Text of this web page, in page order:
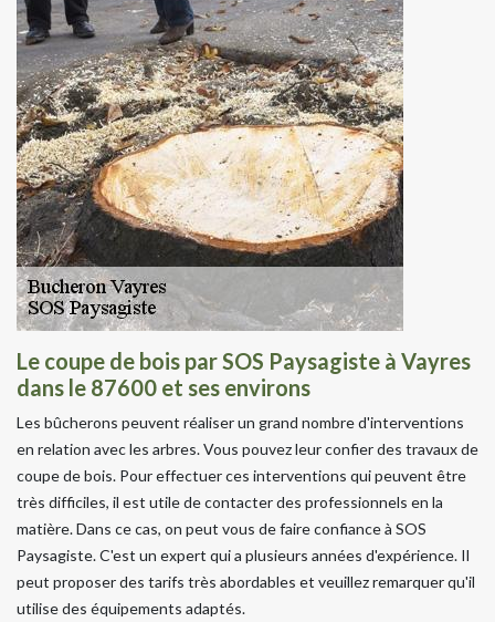
Le coupe de bois par SOS Paysagiste à Vayres
dans le 87600 et ses environs
Les bûcherons peuvent réaliser un grand nombre d'interventions
en relation avec les arbres. Vous pouvez leur confier des travaux de
coupe de bois. Pour effectuer ces interventions qui peuvent être
très difficiles, il est utile de contacter des professionnels en la
matière. Dans ce cas, on peut vous de faire confiance à SOS
Paysagiste. C'est un expert qui a plusieurs années d'expérience. Il
peut proposer des tarifs très abordables et veuillez remarquer qu'il
utilise des équipements adaptés.